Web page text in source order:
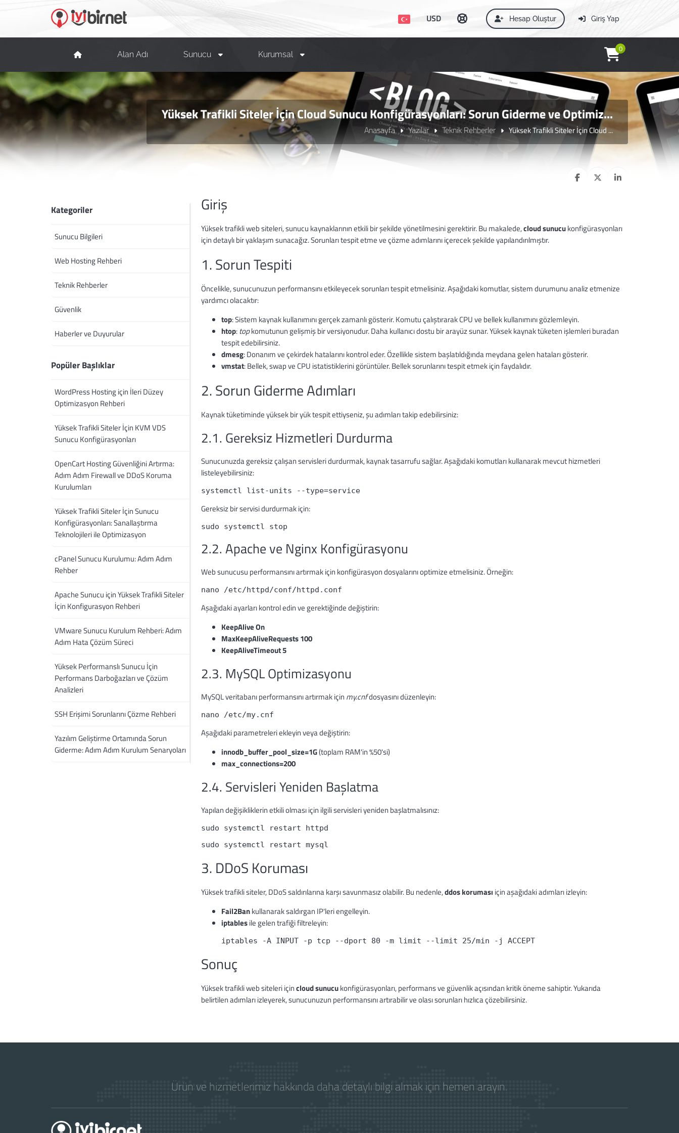
Giriş Yap
Hesap Oluştur
USD
Alan Adı Sunucu Kurumsal
0
Yüksek Trafikli Siteler İçin Cloud Sunucu Konfigürasyonları: Sorun Giderme ve Optimiz...
Anasayfa Yazılar Teknik Rehberler Yüksek Trafikli Siteler İçin Cloud ...
Giriş
Yüksek trafikli web siteleri, sunucu kaynaklarının etkili bir şekilde yönetilmesini gerektirir. Bu makalede,cloud sunucukonfigürasyonları
için detaylı bir yaklaşım sunacağız. Sorunları tespit etme ve çözme adımlarını içerecek şekilde yapılandırılmıştır.
1. Sorun Tespiti
Öncelikle, sunucunuzun performansını etkileyecek sorunları tespit etmelisiniz. Aşağıdaki komutlar, sistem durumunu analiz etmenize
yardımcı olacaktır:
top: Sistem kaynak kullanımını gerçek zamanlı gösterir. Komutu çalıştırarak CPU ve bellek kullanımını gözlemleyin.
htop: topkomutunun gelişmiş bir versiyonudur. Daha kullanıcı dostu bir arayüz sunar. Yüksek kaynak tüketen işlemleri buradan
tespit edebilirsiniz.
dmesg: Donanım ve çekirdek hatalarını kontrol eder. Özellikle sistem başlatıldığında meydana gelen hataları gösterir.
vmstat: Bellek, swap ve CPU istatistiklerini görüntüler. Bellek sorunlarını tespit etmek için faydalıdır.
2. Sorun Giderme Adımları
Kaynak tüketiminde yüksek bir yük tespit ettiyseniz, şu adımları takip edebilirsiniz:
2.1. Gereksiz Hizmetleri Durdurma
Sunucunuzda gereksiz çalışan servisleri durdurmak, kaynak tasarrufu sağlar. Aşağıdaki komutları kullanarak mevcut hizmetleri
listeleyebilirsiniz:
systemctl list-units --type=service
Gereksiz bir servisi durdurmak için:
sudo systemctl stop
2.2. Apache ve Nginx Konfigürasyonu
Web sunucusu performansını artırmak için konfigürasyon dosyalarını optimize etmelisiniz. Örneğin:
nano /etc/httpd/conf/httpd.conf
Aşağıdaki ayarları kontrol edin ve gerektiğinde değiştirin:
KeepAlive On
MaxKeepAliveRequests 100
KeepAliveTimeout 5
2.3. MySQL Optimizasyonu
MySQL veritabanı performansını artırmak için my.cnfdosyasını düzenleyin:
nano /etc/my.cnf
Aşağıdaki parametreleri ekleyin veya değiştirin:
innodb_buffer_pool_size=1G(toplam RAM'in %50'si)
max_connections=200
2.4. Servisleri Yeniden Başlatma
Yapılan değişikliklerin etkili olması için ilgili servisleri yeniden başlatmalısınız:
sudo systemctl restart httpd
sudo systemctl restart mysql
3. DDoS Koruması
Yüksek trafikli siteler, DDoS saldırılarına karşı savunmasız olabilir. Bu nedenle,ddos koruması için aşağıdaki adımları izleyin:
Fail2Bankullanarak saldırgan IP'leri engelleyin.
iptablesile gelen trafiği filtreleyin:
iptables -A INPUT -p tcp --dport 80 -m limit --limit 25/min -j ACCEPT
Sonuç
Yüksek trafikli web siteleri içincloud sunucukonfigürasyonları, performans ve güvenlik açısından kritik öneme sahiptir. Yukarıda
belirtilen adımları izleyerek, sunucunuzun performansını artırabilir ve olası sorunları hızlıca çözebilirsiniz.
Kategoriler
Sunucu Bilgileri
Web Hosting Rehberi
Teknik Rehberler
Güvenlik
Haberler ve Duyurular
Popüler Başlıklar
WordPress Hosting için İleri Düzey
Optimizasyon Rehberi
Yüksek Trafikli Siteler İçin KVM VDS
Sunucu Konfigürasyonları
OpenCart Hosting Güvenliğini Artırma:
Adım Adım Firewall ve DDoS Koruma
Kurulumları
Yüksek Trafikli Siteler İçin Sunucu
Konfigürasyonları: Sanallaştırma
Teknolojileri ile Optimizasyon
cPanel Sunucu Kurulumu: Adım Adım
Rehber
Apache Sunucu için Yüksek Trafikli Siteler
İçin Konfigurasyon Rehberi
VMware Sunucu Kurulum Rehberi: Adım
Adım Hata Çözüm Süreci
Yüksek Performanslı Sunucu İçin
Performans Darboğazları ve Çözüm
Analizleri
SSH Erişimi Sorunlarını Çözme Rehberi
Yazılım Geliştirme Ortamında Sorun
Giderme: Adım Adım Kurulum Senaryoları
Ürün ve hizmetlerimiz hakkında daha detaylı bilgi almak için hemen arayın.